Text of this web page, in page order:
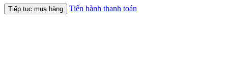
Tiếp tục mua hàng Tiến hành thanh toán